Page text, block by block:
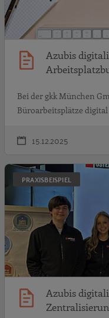
Azubis
Bei der gkk München
Büroarbeitsplätze
15.12.2025
PRAXISBEISPIEL
Azubis